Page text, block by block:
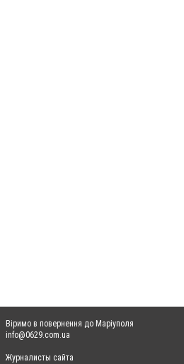
Віримо в повернення до Маріуполя
info@0629.com.ua
Журналисты сайта